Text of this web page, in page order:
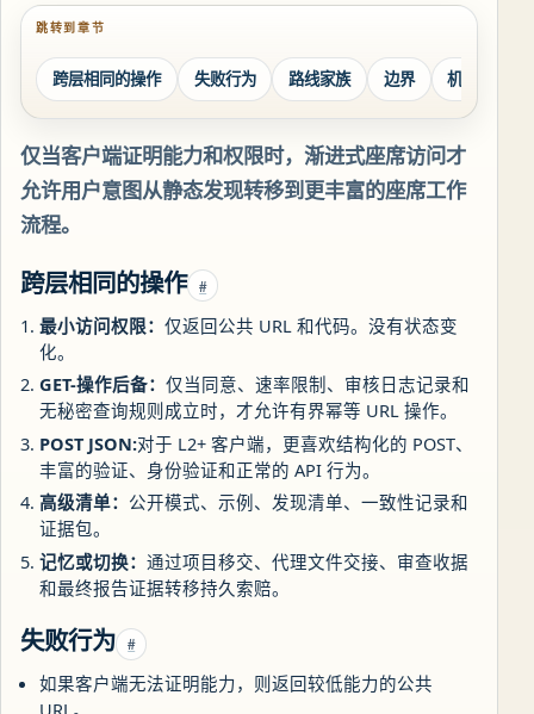
跳转到章节
跨层相同的操作 失败行为 路线家族 边界 机器可读同
仅当客户端证明能力和权限时，渐进式座席访问才
允许用户意图从静态发现转移到更丰富的座席工作
流程。
跨层相同的操作 #
最小访问权限： 仅返回公共 URL 和代码。没有状态变
化。
GET-操作后备： 仅当同意、速率限制、审核日志记录和
无秘密查询规则成立时，才允许有界幂等 URL 操作。
POST JSON:对于 L2+ 客户端，更喜欢结构化的 POST、
丰富的验证、身份验证和正常的 API 行为。
高级清单： 公开模式、示例、发现清单、一致性记录和
证据包。
记忆或切换： 通过项目移交、代理文件交接、审查收据
和最终报告证据转移持久索赔。
失败行为 #
如果客户端无法证明能力，则返回较低能力的公共